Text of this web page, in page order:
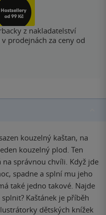
z nakladatelství
prodejnách za ceny od
kouzelný kaštan, na
kouzelný plod. Ten
na správnou chvíli. Když jde
spadne a splní mu jeho
také jedno takové. Najde
Kaštánek je příběh
dětských knížek